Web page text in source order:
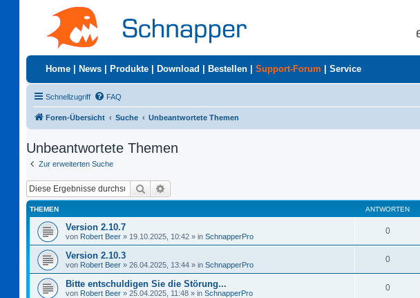
Home News Produkte Download Bestellen Support-Forum Service
Schnellzugriff FAQ
Foren-Übersicht Suche Unbeantwortete Themen
Unbeantwortete Themen
Zur erweiterten Suche
Suche
THEMEN ANTWORTEN
Version 2.10.7
von Robert Beer » 19.10.2025, 10:42 » in SchnapperPro
0
Version 2.10.3
von Robert Beer » 26.04.2025, 13:44 » in SchnapperPro
0
Bitte entschuldigen Sie die Störung...
von Robert Beer » 25.04.2025, 11:48 » in SchnapperPro
0